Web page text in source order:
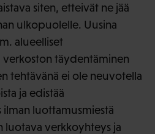
siten, etteivät ne jää
ulkopuolelle. Uusina
alueelliset
täydentäminen
tehtävänä ei ole neuvotella
ja edistää
luottamusmiestä
verkkoyhteys ja